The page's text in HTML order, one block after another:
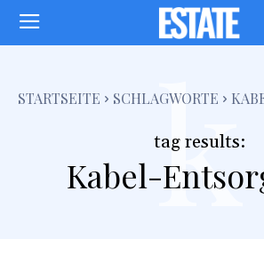
STARTSEITE SCHLAGWORTE
tag results:
Kabel-k